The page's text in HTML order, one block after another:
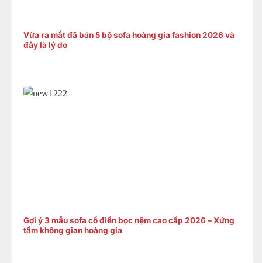
Vừa ra mắt đã bán 5 bộ sofa hoàng gia fashion 2026 và
đây là lý do
Gợi ý 3 mẫu sofa cổ điển bọc nệm cao cấp 2026 – Xứng
tầm không gian hoàng gia